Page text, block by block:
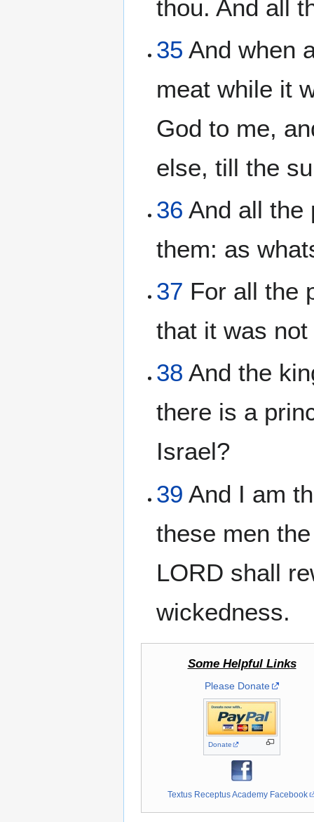
thou. And all
35 And when
meat while it
God to me,
else, till the
36 And all the
them: as
37 For all the
that it was
38 And the
there is a
Israel?
39 And I am
these men
LORD shall
wickedness.
Some Helpful Links
Please Donate
Donate
Textus Receptus Academy Facebook